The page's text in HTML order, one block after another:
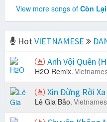
View more songs of Còn
HotVIETNAMESE
Anh Vội Quên
H2O Remix.
Xin Đừng Rời
Lê Gia Bảo.